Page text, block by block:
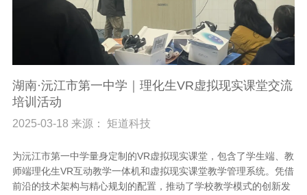
湖南·沅江市第一中学｜理化生VR虚拟现实课堂交流
培训活动
2025-03-18 来源： 矩道科技
为沅江市第一中学量身定制的VR虚拟现实课堂，包含了学生端、教
师端理化生VR互动教学一体机和虚拟现实课堂教学管理系统。凭借
前沿的技术架构与精心规划的配置，推动了学校教学模式的创新发